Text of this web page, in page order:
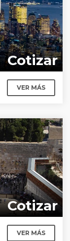
Cotizar
VER MÁS
Cotizar
VER MÁS